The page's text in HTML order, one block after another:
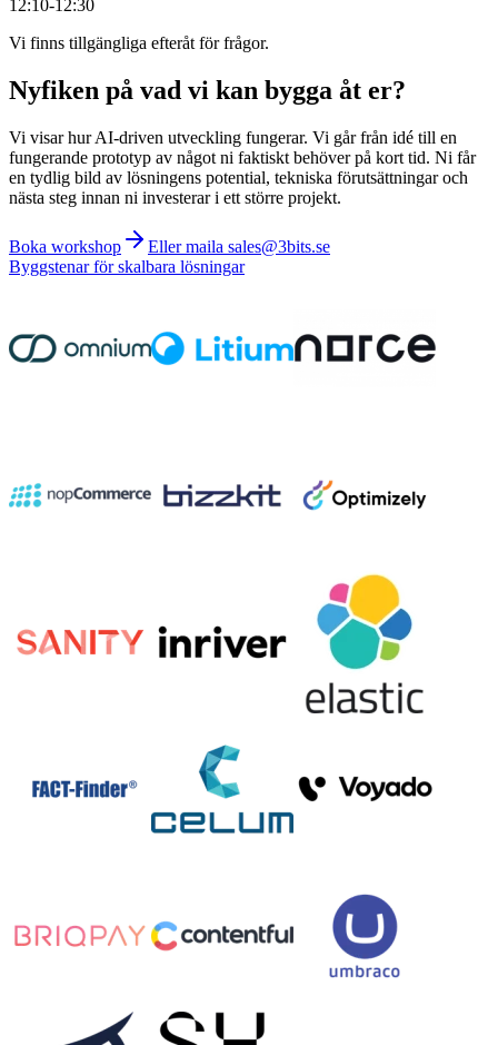
12:10-12:30
Vi finns tillgängliga efteråt för frågor.
Nyfiken på vad vi kan bygga åt er?
Vi visar hur AI-driven utveckling fungerar. Vi går från idé till en
fungerande prototyp av något ni faktiskt behöver på kort tid. Ni får
en tydlig bild av lösningens potential, tekniska förutsättningar och
nästa steg innan ni investerar i ett större projekt.
Boka workshop
Eller maila sales@3bits.se
Byggstenar för skalbara lösningar